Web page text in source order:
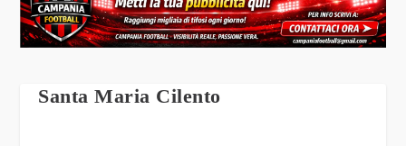
Santa Maria Cilento